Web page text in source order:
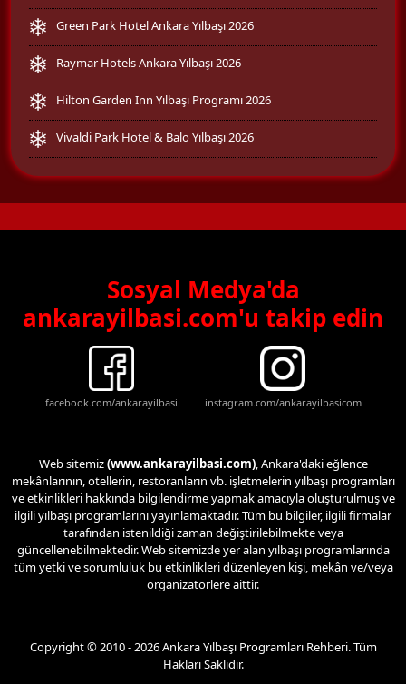
Green Park Hotel Ankara Yılbaşı 2026
Raymar Hotels Ankara Yılbaşı 2026
Hilton Garden Inn Yılbaşı Programı 2026
Vivaldi Park Hotel & Balo Yılbaşı 2026
Sosyal Medya'da
ankarayilbasi.com'u takip edin
facebook.com/ankarayilbasi instagram.com/ankarayilbasicom
Web sitemiz(www.ankarayilbasi.com), Ankara'daki eğlence
mekânlarının, otellerin, restoranların vb. işletmelerin yılbaşı programları
ve etkinlikleri hakkında bilgilendirme yapmak amacıyla oluşturulmuş ve
ilgili yılbaşı programlarını yayınlamaktadır. Tüm bu bilgiler, ilgili firmalar
tarafından istenildiği zaman değiştirilebilmekte veya
güncellenebilmektedir. Web sitemizde yer alan yılbaşı programlarında
tüm yetki ve sorumluluk bu etkinlikleri düzenleyen kişi, mekân ve/veya
organizatörlere aittir.
Copyright © 2010 - 2026 Ankara Yılbaşı Programları Rehberi. Tüm
Hakları Saklıdır.